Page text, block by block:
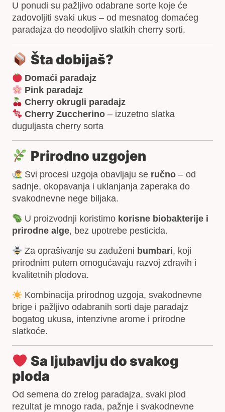
U ponudi su pažljivo odabrane sorte koje će
zadovoljiti svaki ukus – od mesnatog domaćeg
paradajza do neodoljivo slatkih cherry sorti.
Šta dobijaš?
Domaći paradajz
Pink paradajz
Cherry okrugli paradajz
Cherry Zuccherino – izuzetno slatka
duguljasta cherry sorta
Prirodno uzgojen
Svi procesi uzgoja obavljaju se ručno – od
sadnje, okopavanja i uklanjanja zaperaka do
svakodnevne nege biljaka.
U proizvodnji koristimo korisne biobakterije i
prirodne alge, bez upotrebe pesticida.
Za oprašivanje su zaduženi bumbari, koji
prirodnim putem omogućavaju razvoj zdravih i
kvalitetnih plodova.
Kombinacija prirodnog uzgoja, svakodnevne
brige i pažljivo odabranih sorti daje paradajz
bogatog ukusa, intenzivne arome i prirodne
slatkoće.
Sa ljubavlju do svakog
ploda
Od semena do zrelog paradajza, svaki plod
rezultat je mnogo rada, pažnje i svakodnevne